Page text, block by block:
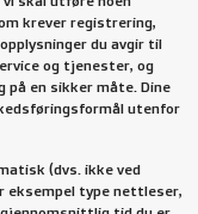
krever registrering,
du avgir til
og tjenester, og
en sikker måte. Dine
utenfor
(dvs. ikke ved
eksempel type nettleser,